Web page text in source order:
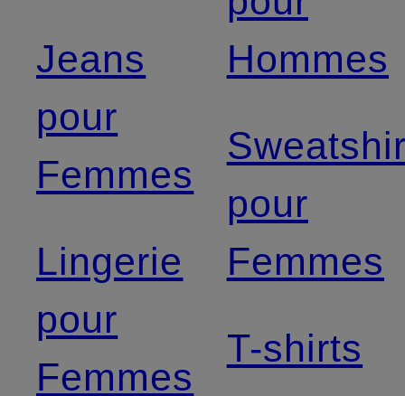
Jeans
pour
Femmes
Lingerie
pour
Femmes
Hommes
pour
Femmes
T-shirts